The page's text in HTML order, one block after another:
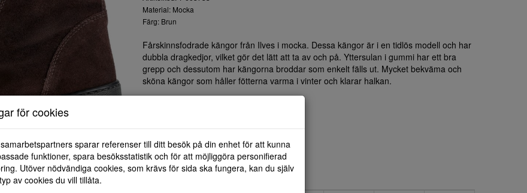
Material: Mocka
Färg: Brun
Fårskinnsfodrade kängor från Ilves i mocka. Dessa kängor är i en tidlös modell och har
dubbla dragkedjor, vilket gör det lätt att ta av och på. Yttersulan i gummi har ett bra
grepp och dessutom har kängorna broddar som enkelt fälls ut. Mycket bekväma och
sköna kängor som håller fötterna varma i vinter och klarar halkan.
för cookies
sparar referenser till ditt besök på din enhet för att kunna
funktioner, spara besöksstatistik och för att möjliggöra personifierad
Utöver nödvändiga cookies, som krävs för sida ska fungera, kan du själv
av cookies du vill tillåta.